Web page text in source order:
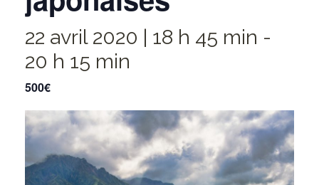
22 avril 2020 | 18 h 45 min -
20 h 15 min
500€